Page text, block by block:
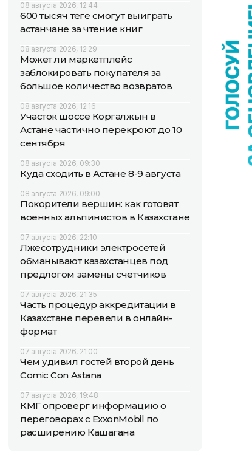
08 августа 2026, 12:44
600 тысяч теңге смогут выиграть
астанчане за чтение книг
08 августа 2026, 12:29
Может ли маркетплейс
заблокировать покупателя за
большое количество возвратов
08 августа 2026, 12:16
Участок шоссе Коргалжын в
Астане частично перекроют до 10
сентября
08 августа 2026, 09:30
Куда сходить в Астане 8-9 августа
08 августа 2026, 09:00
Покорители вершин: как готовят
военных альпинистов в Казахстане
07 августа 2026, 22:10
Лжесотрудники электросетей
обманывают казахстанцев под
предлогом замены счетчиков
07 августа 2026, 21:35
Часть процедур аккредитации в
Казахстане перевели в онлайн-
формат
07 августа 2026, 21:00
Чем удивил гостей второй день
Comic Con Astana
07 августа 2026, 19:48
КМГ опроверг информацию о
переговорах с ExxonMobil по
расширению Кашагана